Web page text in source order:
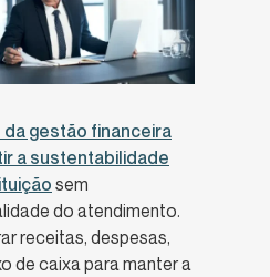
gestão financeira
a sustentabilidade
sem
do atendimento.
receitas, despesas,
de caixa para manter a